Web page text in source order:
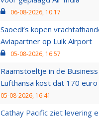
06-08-2026, 10:17
Saoedi’s kopen
Aviapartner op Luik Airport
05-08-2026, 16:57
Raamstoeltje in de Business
Lufthansa kost dat 170
05-08-2026, 16:41
Cathay Pacific ziet levering